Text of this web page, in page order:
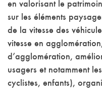
en valorisant le
sur les éléments
de la vitesse des
vitesse en
d’agglomération,
usagers et notamment
cyclistes, enfants),